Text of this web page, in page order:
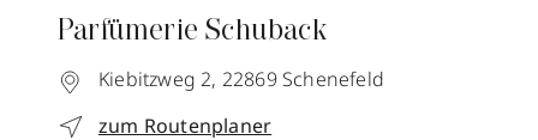
Parfümerie Schuback
Kiebitzweg 2, 22869 Schenefeld
zum Routenplaner